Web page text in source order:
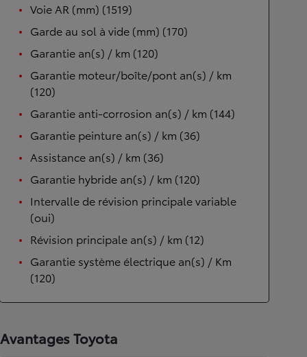
Voie AR (mm) (1519)
Garde au sol à vide (mm) (170)
Garantie an(s) / km (120)
Garantie moteur/boîte/pont an(s) / km
(120)
Garantie anti-corrosion an(s) / km (144)
Garantie peinture an(s) / km (36)
Assistance an(s) / km (36)
Garantie hybride an(s) / km (120)
Intervalle de révision principale variable
(oui)
Révision principale an(s) / km (12)
Garantie système électrique an(s) / Km
(120)
Avantages Toyota